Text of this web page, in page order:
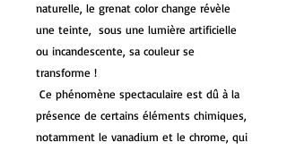
naturelle, le grenat color change révèle
une teinte, sous une lumière artificielle
ou incandescente, sa couleur se
transforme !
Ce phénomène spectaculaire est dû à la
présence de certains éléments chimiques,
notamment le vanadium et le chrome, qui